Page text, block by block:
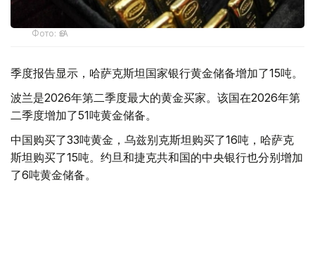
Фото: ӨзА
季度报告显示，哈萨克斯坦国家银行黄金储备增加了15吨。
波兰是2026年第二季度最大的黄金买家。该国在2026年第
二季度增加了51吨黄金储备。
中国购买了33吨黄金，乌兹别克斯坦购买了16吨，哈萨克
斯坦购买了15吨。约旦和捷克共和国的中央银行也分别增加
了6吨黄金储备。